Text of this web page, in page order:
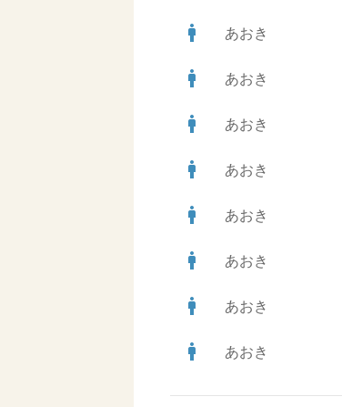
man あおき
man あおき
man あおき
man あおき
man あおき
man あおき
man あおき
man あおき